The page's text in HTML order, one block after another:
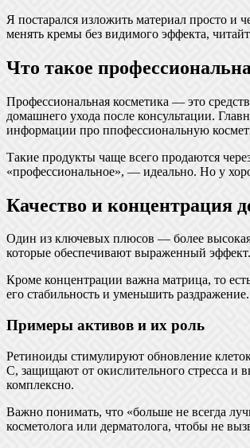
Я постарался изложить материал просто
менять кремы без видимого эффекта,
Что такое
Профессиональная косметика — это
домашнего ухода после консультации.
информации про ппофессиональную
Такие продукты чаще всего продаются
«профессиональное», — идеально. Но у
Качество и концентрация
Один из ключевых плюсов — более высокая
которые обеспечивают выраженный
Кроме концентрации важна матрица, то
его стабильность и уменьшить
Примеры активов и их роль
Ретиноиды стимулируют обновление
С, защищают от окислительного стресса и
комплексно.
Важно понимать, что «больше не всегда
косметолога или дерматолога, чтобы не